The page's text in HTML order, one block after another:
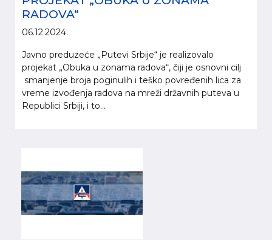
RADOVA“
06.12.2024.
Javno preduzeće „Putevi Srbije“ je realizovalo
projekat „Obuka u zonama radova“, čiji je osnovni cilj
smanjenje broja poginulih i teško povređenih lica za
vreme izvođenja radova na mreži državnih puteva u
Republici Srbiji, i to...